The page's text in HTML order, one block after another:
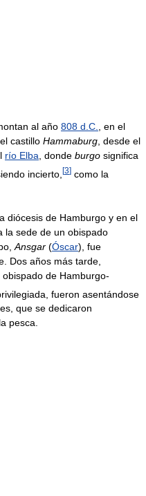
al año 808 d.C., en el
castillo Hammaburg, desde el
río Elba, donde burgo significa
incierto, [3] como la
diócesis de Hamburgo y en el
la sede de un obispado
Ansgar (Óscar), fue
Dos años más tarde,
de Hamburgo-
fueron asentándose
que se dedicaron
pesca.